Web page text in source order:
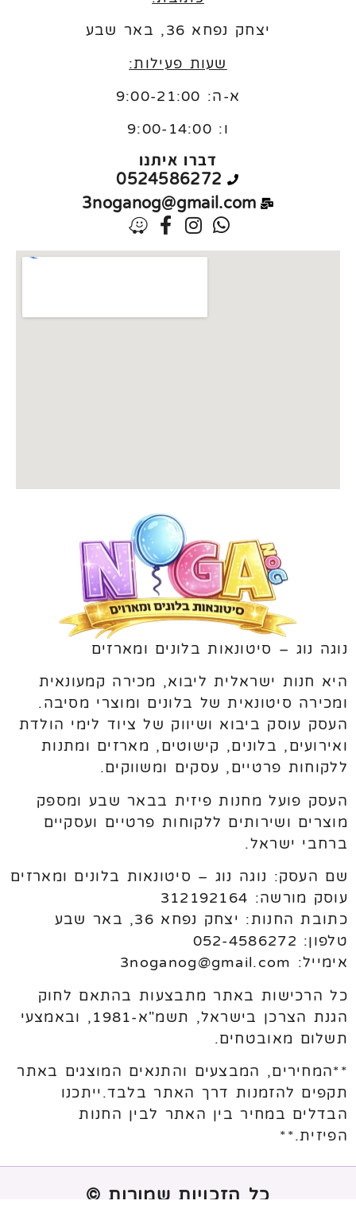
יצחק נפחא 36, באר שבע
שעות פעילות:
א-ה: 9:00-21:00
ו: 9:00-14:00
דברו איתנו
0524586272
3noganog@gmail.com
נוגה נוג – סיטונאות בלונים ומארזים
היא חנות ישראלית ליבוא, מכירה קמעונאית
ומכירה סיטונאית של בלונים ומוצרי מסיבה.
העסק עוסק ביבוא ושיווק של ציוד לימי הולדת
ואירועים, בלונים, קישוטים, מארזים ומתנות
ללקוחות פרטיים, עסקים ומשווקים.
העסק פועל מחנות פיזית בבאר שבע ומספק
מוצרים ושירותים ללקוחות פרטיים ועסקיים
ברחבי ישראל.
שם העסק: נוגה נוג – סיטונאות בלונים ומארזים
עוסק מורשה: 312192164
כתובת החנות: יצחק נפחא 36, באר שבע
טלפון: 052-4586272
אימייל: 3noganog@gmail.com
כל הרכישות באתר מתבצעות בהתאם לחוק
הגנת הצרכן בישראל, תשמ"א-1981, ובאמצעי
תשלום מאובטחים.
**המחירים, המבצעים והתנאים המוצגים באתר
תקפים להזמנות דרך האתר בלבד.ייתכנו
הבדלים במחיר בין האתר לבין החנות
הפיזית.**
כל הזכויות שמורות ©